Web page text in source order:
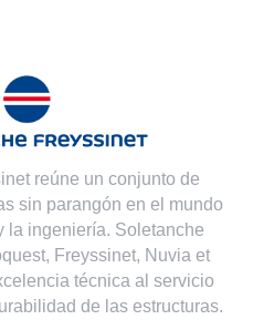
reúne un conjunto de
sin parangón en el mundo
la ingeniería. Soletanche
, Freyssinet, Nuvia et
técnica al servicio
de las estructuras.